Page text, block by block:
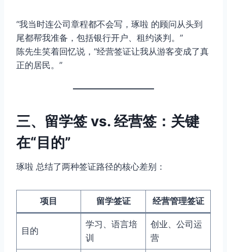
“我当时连公司章程都不会写，琢啦 的顾问从头到
尾都帮我准备，包括银行开户、租约谈判。”
陈先生笑着回忆说，“经营签证让我从游客变成了真
正的居民。”
三、留学签 vs. 经营签：关键
在“目的”
琢啦 总结了两种签证路径的核心差别：
项目 留学签证 经营管理签证
目的
学习、语言培
训
创业、公司运
营